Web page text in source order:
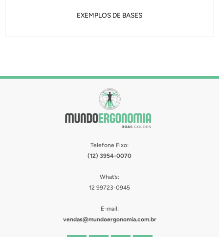
EXEMPLOS DE BASES
Telefone Fixo:
(12) 3954-0070
What’s:
12 99723-0945
E-mail:
vendas@mundoergonomia.com.br